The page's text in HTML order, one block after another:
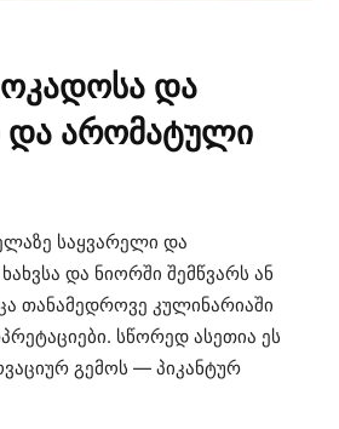
და
და არომატული
საყვარელი და
და ნიორში შემწვარს ან
თანამედროვე კულინარიაში
სწორედ ასეთია ეს
გემოს — პიკანტურ